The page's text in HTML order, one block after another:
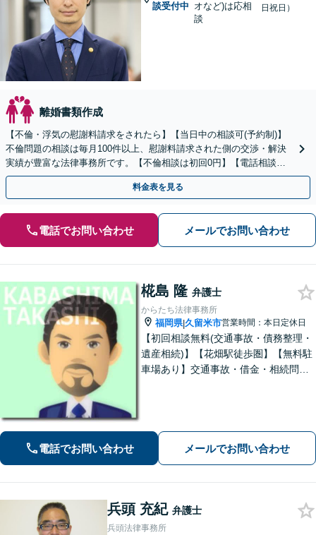
談受付中 オなど)は応相
談
日祝日）
離婚書類作成
【不倫・浮気の慰謝料請求をされたら】【当日中の相談可(予約制)】
不倫問題の相談は毎月100件以上、慰謝料請求された側の交渉・解決
実績が豊富な法律事務所です。【不倫相談は初回0円】【電話相談で
ご契約まで対応可/来所不要】
料金表を見る
電話でお問い合わせ メールでお問い合わせ
椛島 隆 弁護士
からたち法律事務所
福岡県|久留米市営業時間：本日定休日
【初回相談無料(交通事故・債務整理・
遺産相続)】【花畑駅徒歩圏】【無料駐
車場あり】交通事故・借金・相続問題
ください。
電話でお問い合わせ メールでお問い合わせ
兵頭 充紀 弁護士
兵頭法律事務所